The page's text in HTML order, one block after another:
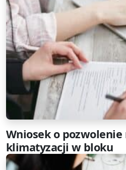
Wniosek o pozwolenie
klimatyzacji w bloku